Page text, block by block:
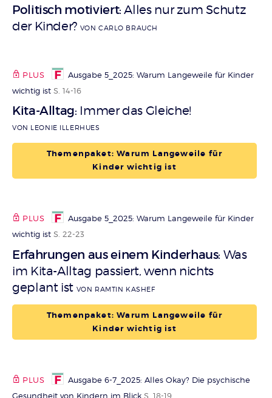
Politisch motiviert:Alles nur zum Schutz
der Kinder? VON CARLO BRAUCH
PLUS
Ausgabe 5_2025: Warum Langeweile für Kinder
wichtig ist S. 14-16
Kita-Alltag: Immer das Gleiche!
VON LEONIE ILLERHUES
Themenpaket: Warum Langeweile für
Kinder wichtig ist
PLUS
Ausgabe 5_2025: Warum Langeweile für Kinder
wichtig ist S. 22-23
Erfahrungen aus einem Kinderhaus: Was
im Kita-Alltag passiert, wenn nichts
geplant ist VON RAMTIN KASHEF
Themenpaket: Warum Langeweile für
Kinder wichtig ist
PLUS
Ausgabe 6-7_2025: Alles Okay? Die psychische
Gesundheit von Kindern im Blick S. 18-19